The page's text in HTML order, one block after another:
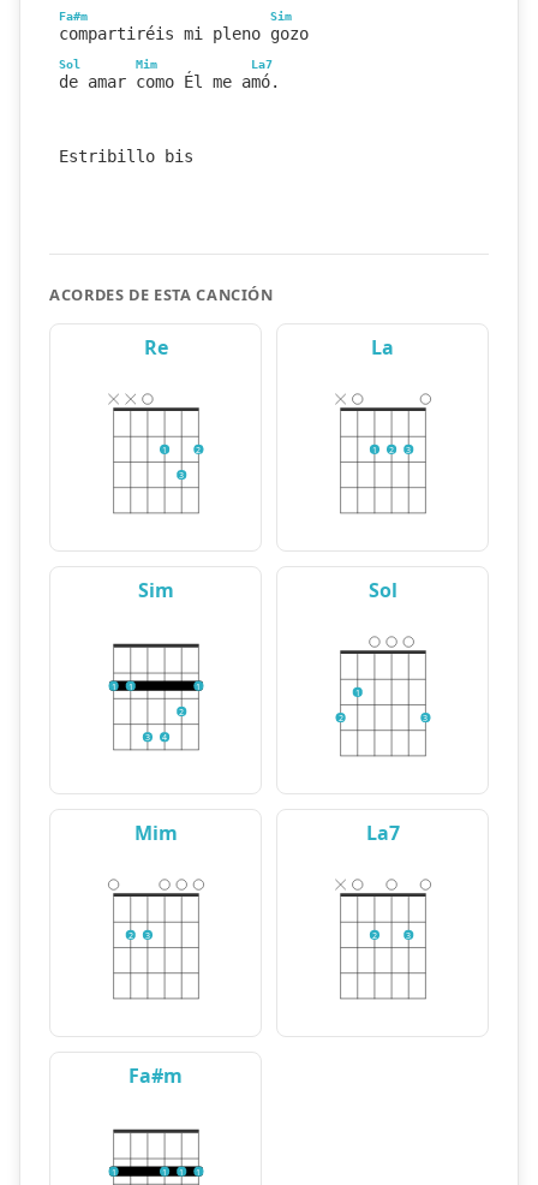
Fa#m Sim
compartiréis mi pleno gozo
Sol Mim La7
de amar como Él me amó.
Estribillo bis
ACORDES DE ESTA CANCIÓN
Re
1
3
2
La
1 2 3
Sim
1 1
3 4
2
1
Sol
2
1
3
Mim
2 3
La7
2 3
Fa#m
1 1 1 1